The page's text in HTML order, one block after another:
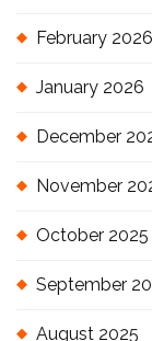
February 2026
January 2026
December
November
October 2025
September
August 2025